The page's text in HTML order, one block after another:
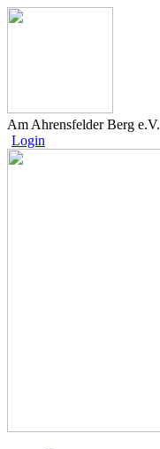
Am Ahrensfelder Berg e.V.
Login